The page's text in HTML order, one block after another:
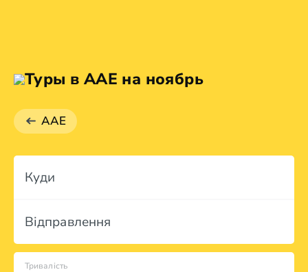
Туры в AAE на ноябрь
AAE
Куди
Відправлення
Тривалість